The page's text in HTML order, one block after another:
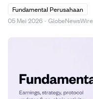
Fundamental Perusahaan
05 Mei 2026 · GlobeNewsWire